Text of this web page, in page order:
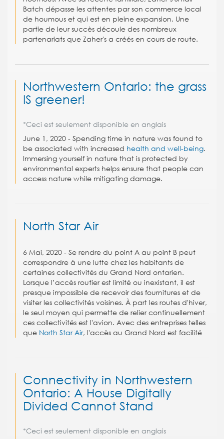
Batch dépasse les attentes par son commerce local
de houmous et qui est en pleine expansion. Une
partie de leur succès découle des nombreux
partenariats que Zaher's a créés en cours de route.
Northwestern Ontario: the grass
IS greener!
*Ceci est seulement disponible en anglais
June 1, 2020 - Spending time in nature was found to
be associated with increased health and well-being.
Immersing yourself in nature that is protected by
environmental experts helps ensure that people can
access nature while mitigating damage.
North Star Air
6 Mai, 2020 - Se rendre du point A au point B peut
correspondre à une lutte chez les habitants de
certaines collectivités du Grand Nord ontarien.
Lorsque l’accès routier est limité ou inexistant, il est
presque impossible de recevoir des fournitures et de
visiter les collectivités voisines. À part les routes d'hiver,
le seul moyen qui permette de relier continuellement
ces collectivités est l'avion. Avec des entreprises telles
que North Star Air, l'accès au Grand Nord est facilité
Connectivity in Northwestern
Ontario: A House Digitally
Divided Cannot Stand
*Ceci est seulement disponible en anglais